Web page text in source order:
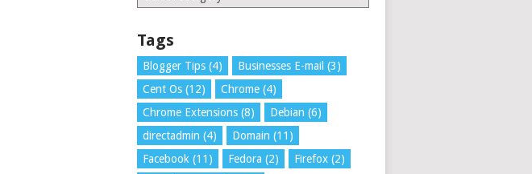
Tags
Blogger Tips (4) Businesses E-mail (3)
Cent Os (12) Chrome (4)
Chrome Extensions (8) Debian (6)
directadmin (4) Domain (11)
Facebook (11) Fedora (2) Firefox (2)